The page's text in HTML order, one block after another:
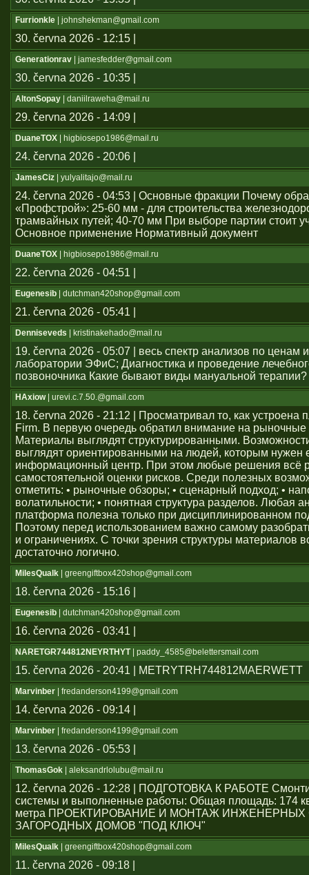
Furrionkle | johnshekman@gmail.com
30. června 2026 - 12:15 |
Generationrav | jamesfedder@gmail.com
30. června 2026 - 10:35 |
AltonSopay | daniilraweha@mail.ru
29. června 2026 - 14:09 |
DuaneTOX | higbiosepo1986@mail.ru
24. června 2026 - 20:06 |
JamesCiz | yulyalitajo@mail.ru
24. června 2026 - 04:53 | Основные фракции Почему
«Профстрой»: 25-60 мм - для строительства
трамвайных путей; 40-70 мм При выборе партии стоит
Основное применение Нормативный документ
DuaneTOX | higbiosepo1986@mail.ru
22. června 2026 - 04:51 |
Eugenesib | dutchman420shop@gmail.com
21. června 2026 - 05:41 |
Denniseveds | kristinakehado@mail.ru
19. června 2026 - 05:07 | весь спектр анализов по ценам
лаборатории ЭФиС; Диагностика и проведение
позвоночника Какие бывают виды мануальной терапии?
HAxiow| urevi.c.7.50.@gmail.com
18. června 2026 - 21:12 | Просматривал то, как устроена
Firm. В первую очередь обратил внимание на рыночные
Материалы выглядят структурированными.
выглядят ориентированными на людей, которым нужен
информационный центр. При этом любые решения всё
самостоятельной оценки рисков. Среди полезных
отметить: • рыночные обзоры; • сценарный подход; •
волатильности; • понятная структура разделов. Любая
платформа полезна только при дисциплинированном
Поэтому перед использованием важно самому
и ограничениях. С точки зрения структуры материалов
достаточно логично.
MilesQualk | greengiftbox420shop@gmail.com
18. června 2026 - 15:16 |
Eugenesib | dutchman420shop@gmail.com
16. června 2026 - 03:41 |
NARETGR744812NEYRTHYT| paddy_4585@belettersmail.com
15. června 2026 - 20:41 | METRYTRH744812MAERWETT
Marvinber | fredanderson4199@gmail.com
14. června 2026 - 09:14 |
Marvinber | fredanderson4199@gmail.com
13. června 2026 - 05:53 |
ThomasGok | aleksandrlolubu@mail.ru
12. června 2026 - 12:28 | ПОДГОТОВКА К РАБОТЕ
системы и выполненные работы: Общая площадь: 174
метра ПРОЕКТИРОВАНИЕ И МОНТАЖ
ЗАГОРОДНЫХ ДОМОВ "ПОД КЛЮЧ"
MilesQualk | greengiftbox420shop@gmail.com
11. června 2026 - 09:18 |